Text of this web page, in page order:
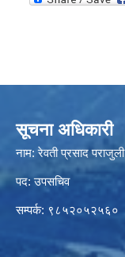
सूचना अधिकारी
नाम: रेवती प्रसाद पराजुली
पद: उपसचिव
सम्पर्क: ९८५२०५२५६०